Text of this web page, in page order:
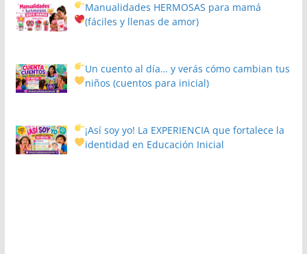
Manualidades HERMOSAS para mamá
(fáciles y llenas de amor)
Un cuento al día… y verás cómo cambian tus
niños(cuentos para inicial)
¡Así soy yo! La EXPERIENCIA que fortalece la
identidad en Educación Inicial